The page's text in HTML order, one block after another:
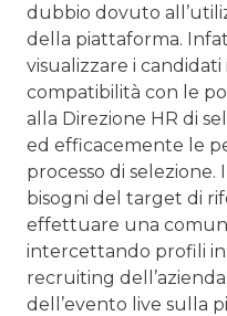
dubbio dovuto
della piattaforma.
visualizzare i candidati
compatibilità con le
alla Direzione HR di
ed efficacemente le
processo di
bisogni del target di
effettuare una
intercettando profili in
recruiting
dell’evento live sulla